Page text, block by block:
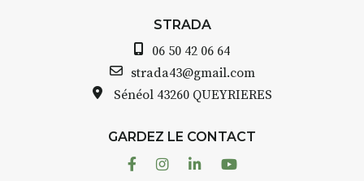
STRADA
06 50 42 06 64
strada43@gmail.com
Sénéol 43260 QUEYRIERES
GARDEZ LE CONTACT
FacebookInstagram
LinkedinYoutube